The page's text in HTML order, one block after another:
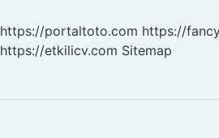
https://portaltoto.com https://
https://etkilicv.com Sitemap